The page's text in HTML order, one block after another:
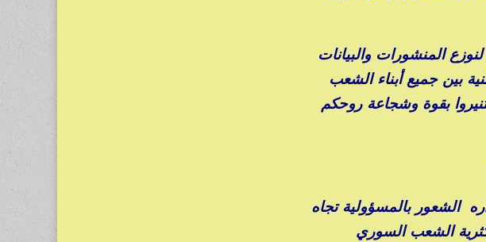
المنشورات والبيانات
بين جميع أبناء الشعب
بقوة وشجاعة روحكم
الشعور بالمسؤولية تجاه
الشعب السوري